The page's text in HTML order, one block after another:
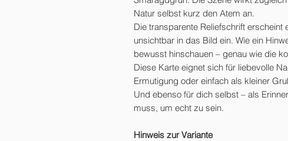
Natur selbst kurz den Atem an.
Die transparente Reliefschrift
unsichtbar in das Bild ein. Wie ein
bewusst hinschauen – genau wie die
Diese Karte eignet sich für liebevolle
Ermutigung oder einfach als kleiner
Und ebenso für dich selbst – als
muss, um echt zu sein.
Hinweis zur Variante